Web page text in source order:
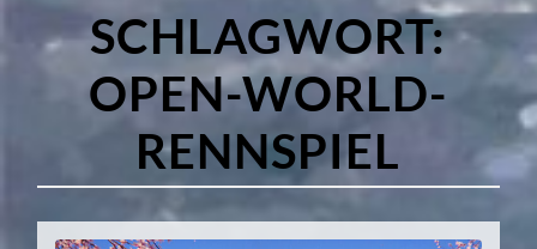
SCHLAGWORT:
OPEN-WORLD-
RENNSPIEL